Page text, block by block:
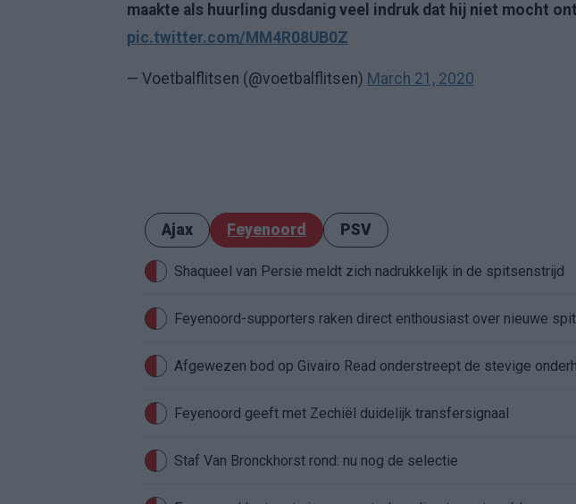
maakte als huurling dusdanig veel indruk dat hij niet mocht
pic.twitter.com/MM4R08UB0Z
— Voetbalflitsen (@voetbalflitsen) March 21, 2020
Ajax Feyenoord PSV
Shaqueel van Persie meldt zich nadrukkelijk in de spitsenstrijd
Feyenoord-supporters raken direct enthousiast over nieuwe
Feyenoord geeft met Zechiël duidelijk transfersignaal
Staf Van Bronckhorst rond: nu nog de selectie